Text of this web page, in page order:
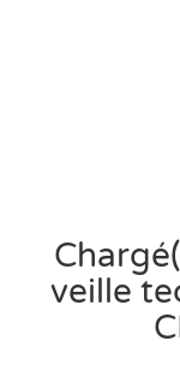
veille